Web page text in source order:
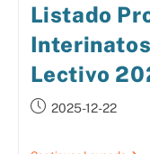
Listado
Lectivo
2025-12-22